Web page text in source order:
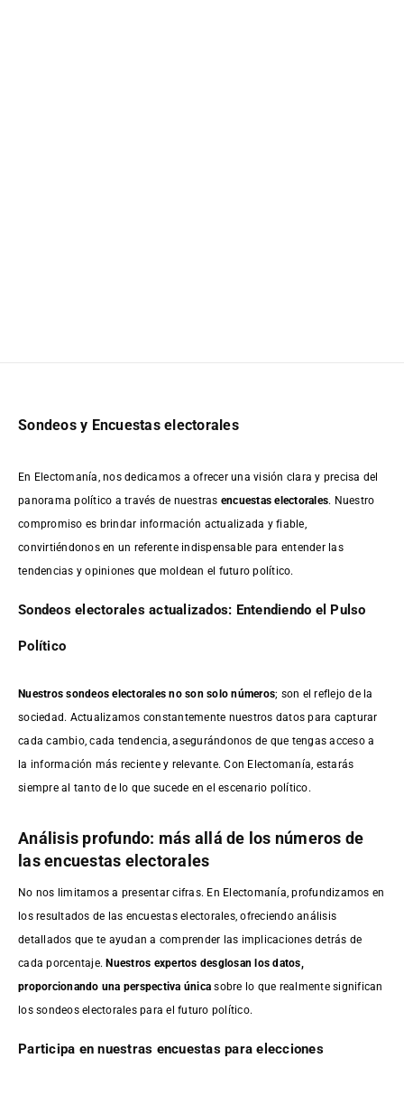
Sondeos y Encuestas electorales
En Electomanía, nos dedicamos a ofrecer una visión clara y precisa del
panorama político a través de nuestras encuestas electorales. Nuestro
compromiso es brindar información actualizada y fiable,
convirtiéndonos en un referente indispensable para entender las
tendencias y opiniones que moldean el futuro político.
Sondeos electorales actualizados: Entendiendo el Pulso
Político
Nuestros sondeos electorales no son solo números; son el reflejo de la
sociedad. Actualizamos constantemente nuestros datos para capturar
cada cambio, cada tendencia, asegurándonos de que tengas acceso a
la información más reciente y relevante. Con Electomanía, estarás
siempre al tanto de lo que sucede en el escenario político.
Análisis profundo: más allá de los números de
las encuestas electorales
No nos limitamos a presentar cifras. En Electomanía, profundizamos en
los resultados de las encuestas electorales, ofreciendo análisis
detallados que te ayudan a comprender las implicaciones detrás de
cada porcentaje.Nuestros expertos desglosan los datos,
proporcionando una perspectiva única sobre lo que realmente significan
los sondeos electorales para el futuro político.
Participa en nuestras encuestas para elecciones